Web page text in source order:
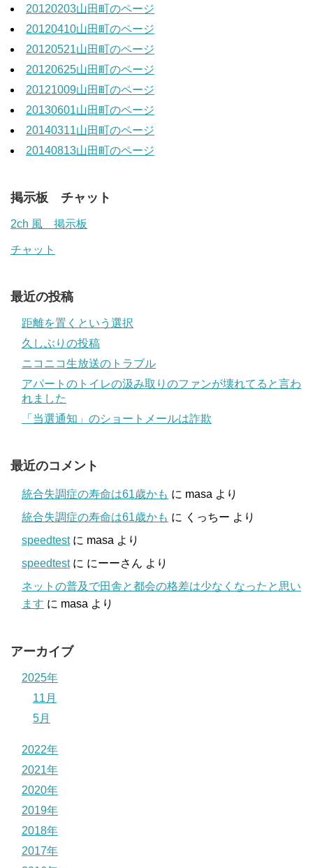
20120203山田町のページ
20120410山田町のページ
20120521山田町のページ
20120625山田町のページ
20121009山田町のページ
20130601山田町のページ
20140311山田町のページ
20140813山田町のページ
掲示板 チャット
2ch 風 掲示板
チャット
最近の投稿
距離を置くという選択
久しぶりの投稿
ニコニコ生放送のトラブル
アパートのトイレの汲み取りのファンが壊れてると言わ
れました
「当選通知」のショートメールは詐欺
最近のコメント
統合失調症の寿命は61歳かも に masa より
統合失調症の寿命は61歳かも に くっちー より
speedtestに masa より
speedtestに にーーさん より
ネットの普及で田舎と都会の格差は少なくなったと思い
ます に masa より
アーカイブ
2025年
11月
5月
2022年
2021年
2020年
2019年
2018年
2017年